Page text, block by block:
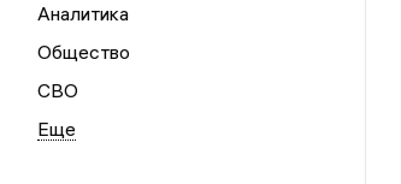
Аналитика
Общество
СВО